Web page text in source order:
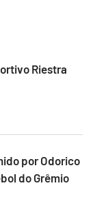
Riestra
por Odorico
do Grêmio